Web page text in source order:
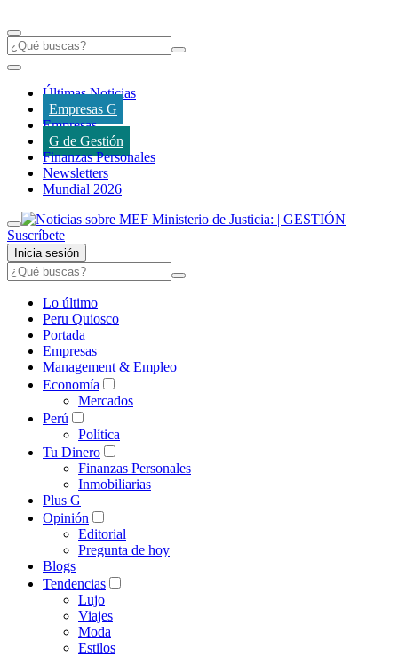
Últimas Noticias
Empresas G
Empresas
G de Gestión
Finanzas Personales
Newsletters
Mundial 2026
Suscríbete
Inicia sesión
Lo último
Peru Quiosco
Portada
Empresas
Management & Empleo
Economía
Mercados
Perú
Política
Tu Dinero
Finanzas Personales
Inmobiliarias
Plus G
Opinión
Editorial
Pregunta de hoy
Blogs
Tendencias
Lujo
Viajes
Moda
Estilos